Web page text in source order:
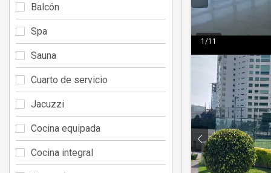
1 /11
Balcón
Spa
Sauna
Cuarto de servicio
Jacuzzi
Cocina equipada
Cocina integral